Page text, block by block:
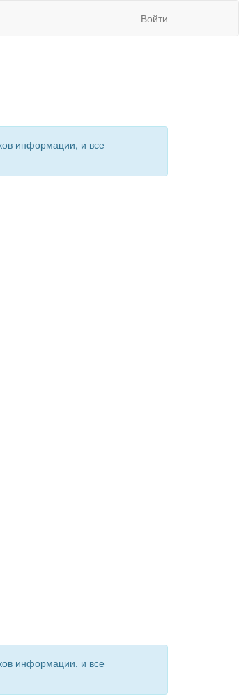
Войти
информации, и все
информации, и все